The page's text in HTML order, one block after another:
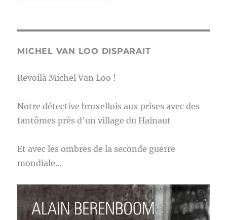
MICHEL VAN LOO DISPARAIT
Revoilà Michel Van Loo !
Notre détective bruxellois aux prises avec des
fantômes près d’un village du Hainaut
Et avec les ombres de la seconde guerre
mondiale…